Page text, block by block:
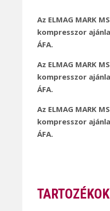
Az ELMAG MARK
kompresszor
ÁFA.
Az ELMAG MARK
kompresszor
ÁFA.
Az ELMAG MARK
kompresszor
ÁFA.
TARTOZÉKOK